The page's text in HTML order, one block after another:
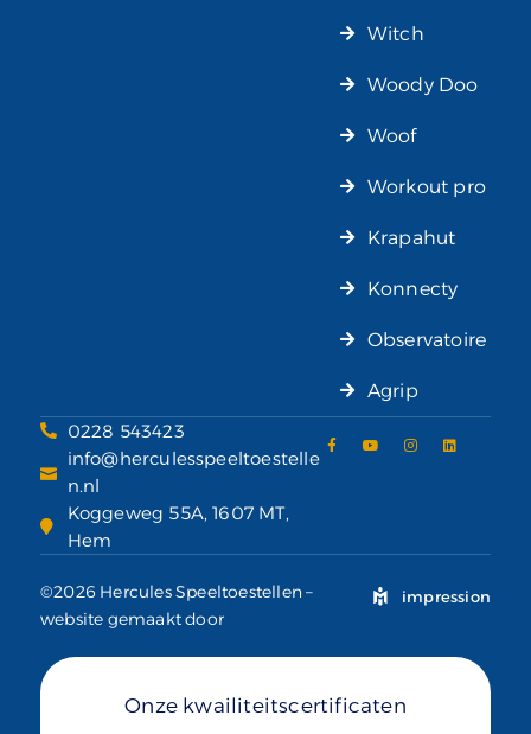
Witch
Woody Doo
Woof
Workout pro
Krapahut
Konnecty
Observatoire
Agrip
0228 543423
info@herculesspeeltoestelle
n.nl
Koggeweg 55A, 1607 MT,
Hem
©2026 Hercules Speeltoestellen –
website gemaakt door
impression
Onze kwailiteitscertificaten